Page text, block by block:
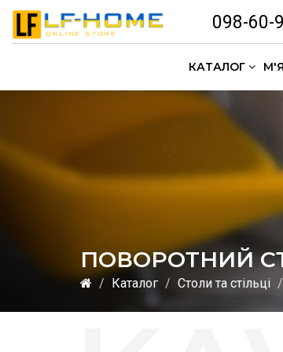
098-60-
КАТАЛОГ
ПОВОРОТНИЙ
Каталог Столи та стільці